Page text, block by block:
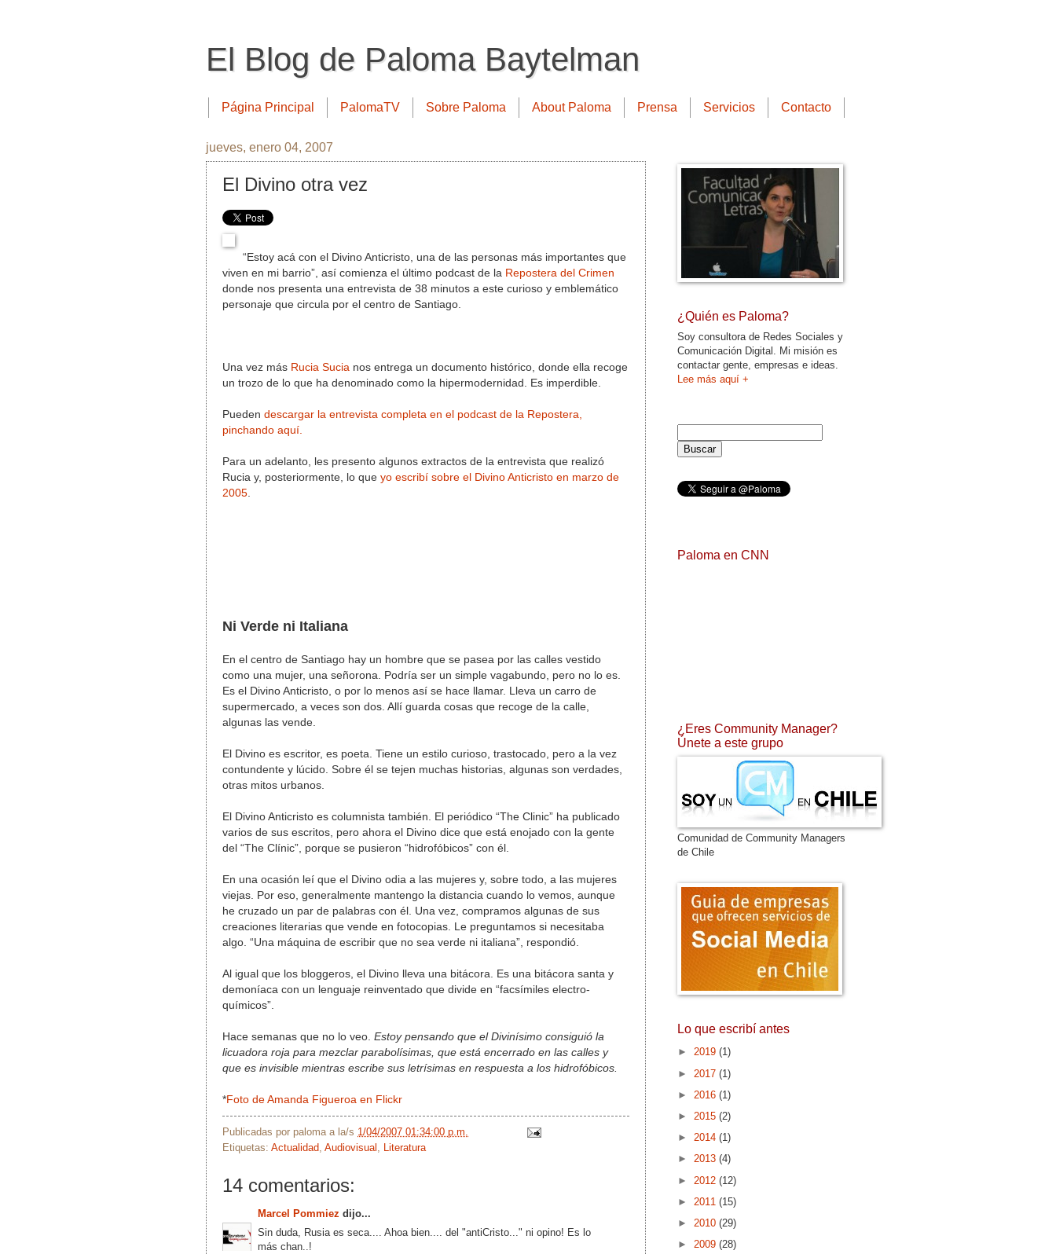
El Blog de Paloma Baytelman
Página Principal PalomaTV Sobre Paloma About Paloma Prensa Servicios Contacto
jueves, enero 04, 2007
El Divino otra vez
“Estoy acá con el Divino Anticristo, una de las personas más importantes que
viven en mi barrio”, así comienza el último podcast de la Repostera del Crimen
donde nos presenta una entrevista de 38 minutos a este curioso y emblemático
personaje que circula por el centro de Santiago.
Una vez más Rucia Sucia nos entrega un documento histórico, donde ella recoge
un trozo de lo que ha denominado como la hipermodernidad. Es imperdible.
Pueden descargar la entrevista completa en el podcast de la Repostera,
pinchando aquí.
Para un adelanto, les presento algunos extractos de la entrevista que realizó
Rucia y, posteriormente, lo que yo escribí sobre el Divino Anticristo en marzo de
2005
Ni Verde ni Italiana
En el centro de Santiago hay un hombre que se pasea por las calles vestido
como una mujer, una señorona. Podría ser un simple vagabundo, pero no lo es.
Es el Divino Anticristo, o por lo menos así se hace llamar. Lleva un carro de
supermercado, a veces son dos. Allí guarda cosas que recoge de la calle,
algunas las vende.
El Divino es escritor, es poeta. Tiene un estilo curioso, trastocado, pero a la vez
contundente y lúcido. Sobre él se tejen muchas historias, algunas son verdades,
otras mitos urbanos.
El Divino Anticristo es columnista también. El periódico “The Clinic” ha publicado
varios de sus escritos, pero ahora el Divino dice que está enojado con la gente
del “The Clínic”, porque se pusieron “hidrofóbicos” con él.
En una ocasión leí que el Divino odia a las mujeres y, sobre todo, a las mujeres
viejas. Por eso, generalmente mantengo la distancia cuando lo vemos, aunque
he cruzado un par de palabras con él. Una vez, compramos algunas de sus
creaciones literarias que vende en fotocopias. Le preguntamos si necesitaba
algo. “Una máquina de escribir que no sea verde ni italiana”, respondió.
Al igual que los bloggeros, el Divino lleva una bitácora. Es una bitácora santa y
demoníaca con un lenguaje reinventado que divide en “facsímiles electro-
químicos”.
Hace semanas que no lo veo. Estoy pensando que el Divinísimo consiguió la
licuadora roja para mezclar parabolísimas, que está encerrado en las calles y
que es invisible mientras escribe sus letrísimas en respuesta a los hidrofóbicos.
*Foto de Amanda Figueroa en Flickr
Publicadas por paloma a la/s 1/04/2007 01:34:00 p.m.
Etiquetas: Actualidad Audiovisual Literatura
14 comentarios:
Marcel Pommiez dijo...
Sin duda, Rusia es seca.... Ahoa bien.... del "antiCristo..." ni opino! Es lo
más chan..!
¿Quién es Paloma?
Soy consultora de Redes Sociales y
Comunicación Digital. Mi misión es
contactar gente, empresas e ideas.
Lee más aquí +
Paloma en CNN
¿Eres Community Manager?
Únete a este grupo
Comunidad de Community Managers
de Chile
Lo que escribí antes
► 2019 (1)
► 2017 (1)
► 2016 (1)
► 2015 (2)
► 2014 (1)
► 2013 (4)
► 2012 (12)
► 2011 (15)
► 2010 (29)
► 2009 (28)